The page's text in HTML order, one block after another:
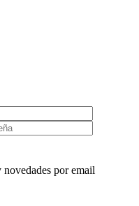
por email